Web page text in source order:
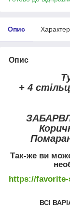
Опис
Опис
+ 4
Так-же ви
https://favorite-
ВСІ